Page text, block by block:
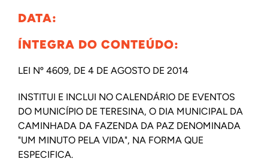
DATA:
ÍNTEGRA DO CONTEÚDO:
LEI Nº 4609, DE 4 DE AGOSTO DE 2014
INSTITUI E INCLUI NO CALENDÁRIO DE EVENTOS
DO MUNICÍPIO DE TERESINA, O DIA MUNICIPAL DA
CAMINHADA DA FAZENDA DA PAZ DENOMINADA
"UM MINUTO PELA VIDA", NA FORMA QUE
ESPECIFICA.